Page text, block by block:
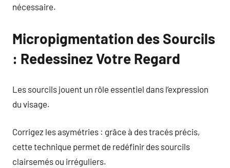
nécessaire.
Micropigmentation des Sourcils
: Redessinez Votre Regard
Les sourcils jouent un rôle essentiel dans l’expression
du visage.
Corrigez les asymétries : grâce à des tracés précis,
cette technique permet de redéfinir des sourcils
clairsemés ou irréguliers.